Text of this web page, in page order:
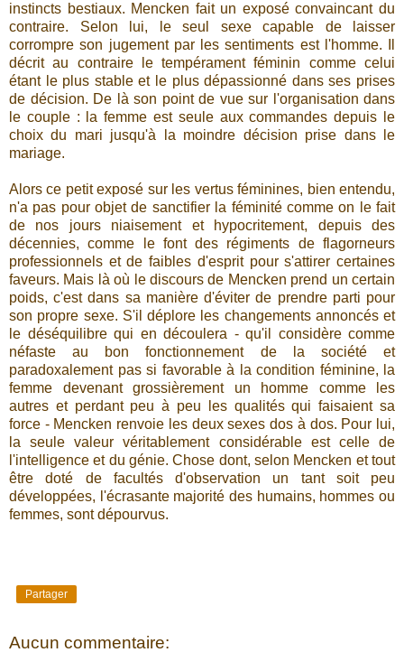
instincts bestiaux. Mencken fait un exposé convaincant du
contraire. Selon lui, le seul sexe capable de laisser
corrompre son jugement par les sentiments est l'homme. Il
décrit au contraire le tempérament féminin comme celui
étant le plus stable et le plus dépassionné dans ses prises
de décision. De là son point de vue sur l'organisation dans
le couple : la femme est seule aux commandes depuis le
choix du mari jusqu'à la moindre décision prise dans le
mariage.
Alors ce petit exposé sur les vertus féminines, bien entendu,
n'a pas pour objet de sanctifier la féminité comme on le fait
de nos jours niaisement et hypocritement, depuis des
décennies, comme le font des régiments de flagorneurs
professionnels et de faibles d'esprit pour s'attirer certaines
faveurs. Mais là où le discours de Mencken prend un certain
poids, c'est dans sa manière d'éviter de prendre parti pour
son propre sexe. S'il déplore les changements annoncés et
le déséquilibre qui en découlera - qu'il considère comme
néfaste au bon fonctionnement de la société et
paradoxalement pas si favorable à la condition féminine, la
femme devenant grossièrement un homme comme les
autres et perdant peu à peu les qualités qui faisaient sa
force - Mencken renvoie les deux sexes dos à dos. Pour lui,
la seule valeur véritablement considérable est celle de
l'intelligence et du génie. Chose dont, selon Mencken et tout
être doté de facultés d'observation un tant soit peu
développées, l'écrasante majorité des humains, hommes ou
femmes, sont dépourvus.
Partager
Aucun commentaire: